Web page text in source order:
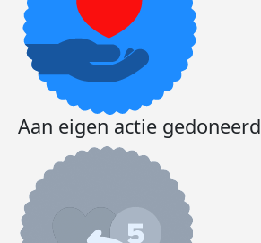
Aan eigen actie gedoneerd